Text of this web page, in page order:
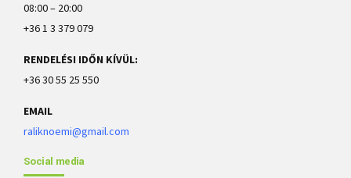
08:00 – 20:00
+36 1 3 379 079
RENDELÉSI IDŐN KÍVÜL:
+36 30 55 25 550
EMAIL
raliknoemi@gmail.com
Social media